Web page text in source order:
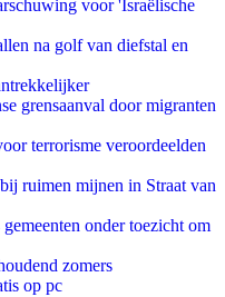
voor 'Israëlische
na golf van diefstal en
grensaanval door migranten
terrorisme veroordeelden
ruimen mijnen in Straat van
onder toezicht om
zomers
op pc